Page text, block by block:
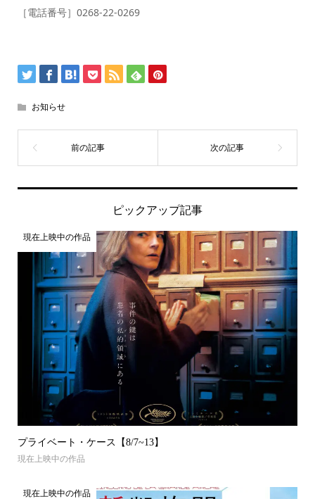
［電話番号］0268-22-0269
お知らせ
ピックアップ記事
現在上映中の作品
プライベート・ケース【8/7~13】
現在上映中の作品
現在上映中の作品